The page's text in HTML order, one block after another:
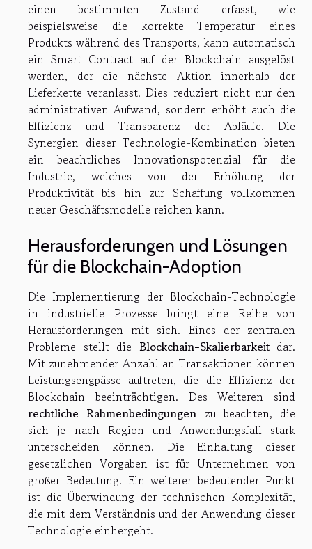
einen bestimmten Zustand erfasst, wie
beispielsweise die korrekte Temperatur eines
Produkts während des Transports, kann automatisch
ein Smart Contract auf der Blockchain ausgelöst
werden, der die nächste Aktion innerhalb der
Lieferkette veranlasst. Dies reduziert nicht nur den
administrativen Aufwand, sondern erhöht auch die
Effizienz und Transparenz der Abläufe. Die
Synergien dieser Technologie-Kombination bieten
ein beachtliches Innovationspotenzial für die
Industrie, welches von der Erhöhung der
Produktivität bis hin zur Schaffung vollkommen
neuer Geschäftsmodelle reichen kann.
Herausforderungen und Lösungen
für die Blockchain-Adoption
Die Implementierung der Blockchain-Technologie
in industrielle Prozesse bringt eine Reihe von
Herausforderungen mit sich. Eines der zentralen
Probleme stellt die Blockchain-Skalierbarkeitdar.
Mit zunehmender Anzahl an Transaktionen können
Leistungsengpässe auftreten, die die Effizienz der
Blockchain beeinträchtigen. Des Weiteren sind
rechtliche Rahmenbedingungen zu beachten, die
sich je nach Region und Anwendungsfall stark
unterscheiden können. Die Einhaltung dieser
gesetzlichen Vorgaben ist für Unternehmen von
großer Bedeutung. Ein weiterer bedeutender Punkt
ist die Überwindung der technischen Komplexität,
die mit dem Verständnis und der Anwendung dieser
Technologie einhergeht.